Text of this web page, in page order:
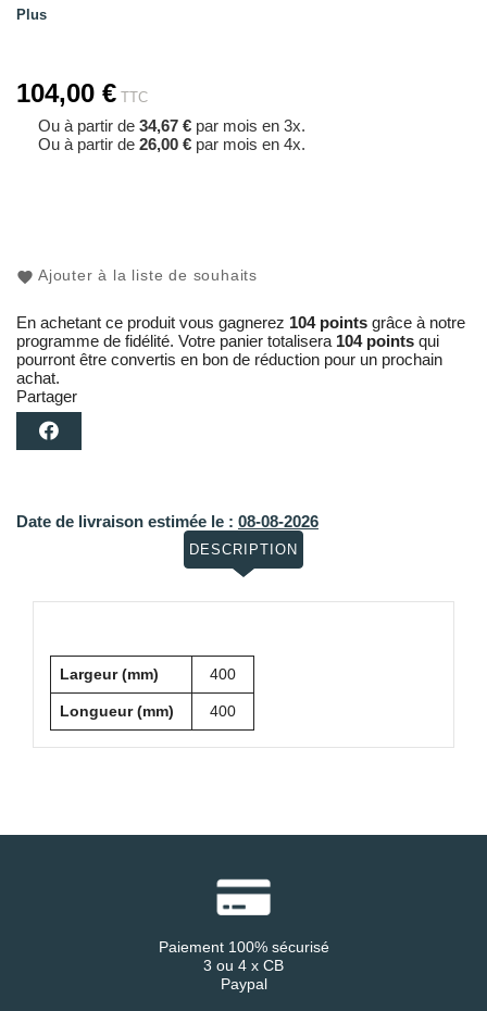
Plus
104,00 € TTC
Ou à partir de 34,67 € par mois en 3x.
Ou à partir de 26,00 € par mois en 4x.
Ajouter à la liste de souhaits
En achetant ce produit vous gagnerez 104 points grâce à notre
programme de fidélité. Votre panier totalisera 104 points qui
pourront être convertis en bon de réduction pour un prochain
achat.
Partager
Date de livraison estimée le : 08-08-2026
DESCRIPTION
Largeur (mm) 400
Longueur (mm) 400
Paiement 100% sécurisé
3 ou 4 x CB
Paypal